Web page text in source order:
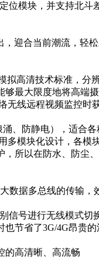
位模块，并支持北
迎合当前潮流，轻
拟高清技术标准，分
最大限度地将高端
无线远程视频监控
、防静电），适合
多模块化设计，各
所以在防水、防尘
数据多总线的传输，
信号进行无线模式
节省了3G/4G昂贵
的高清晰、高流畅